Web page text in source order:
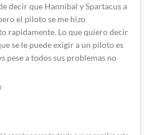
decir que Hannibal y Spartacus a
el piloto se me hizo
rapidamente. Lo que quiero decir
se le puede exigir a un piloto es
pese a todos sus problemas no